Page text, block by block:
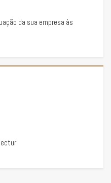
da sua empresa às